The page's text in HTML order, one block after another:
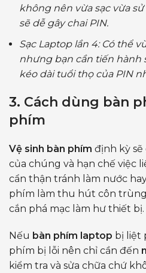
không nên vừa sạc vừa
sẽ dễ gây chai PIN.
Sạc Laptop lần 4: Có thể
nhưng bạn cần tiến hành
kéo dài tuổi thọ của PIN
3. Cách dùng bàn
phím
Vệ sinh bàn phím định kỳ
của chúng và hạn chế việc
cẩn thận tránh làm nước
phím làm thu hút côn
cắn phá mạc làm hư thiết bị.
Nếu bàn phím laptop bị liệt
phím bị lỗi nên chỉ cần đến
kiểm tra và sửa chữa chứ